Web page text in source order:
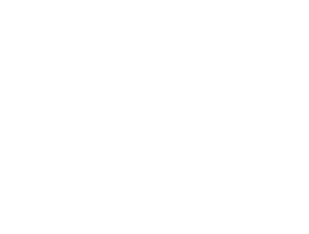
защиту от